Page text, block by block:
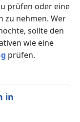
prüfen oder eine
zu nehmen. Wer
sollte den
wie eine
prüfen.
in